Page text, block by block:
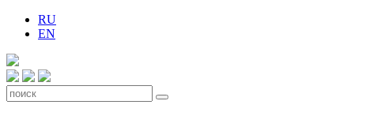
RU
EN